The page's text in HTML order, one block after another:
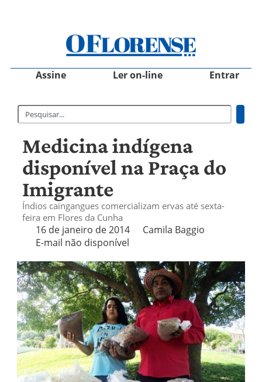
Assine Ler on-line Entrar
Medicina indígena
disponível na Praça do
Imigrante
Índios caingangues comercializam ervas até sexta-
feira em Flores da Cunha
16 de janeiro de 2014
Camila Baggio
E-mail não disponível